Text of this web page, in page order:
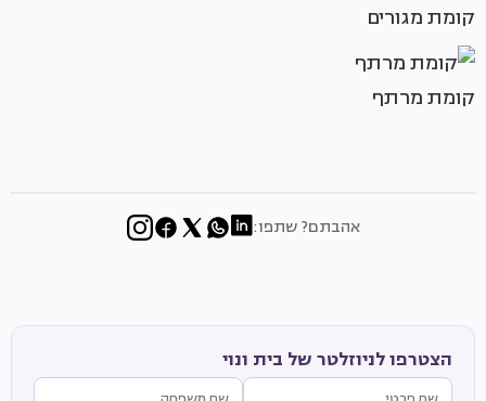
קומת מגורים
קומת מרתף
אהבתם? שתפו:
הצטרפו לניוזלטר של בית ונוי